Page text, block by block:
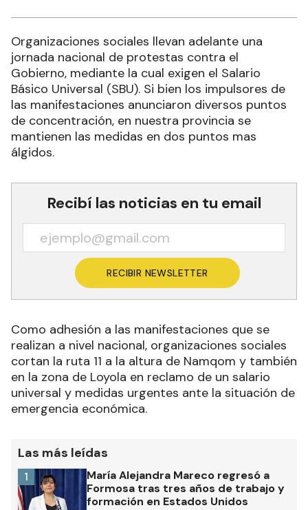
Organizaciones sociales llevan adelante una
jornada nacional de protestas contra el
Gobierno, mediante la cual exigen el Salario
Básico Universal (SBU). Si bien los impulsores de
las manifestaciones anunciaron diversos puntos
de concentración, en nuestra provincia se
mantienen las medidas en dos puntos mas
álgidos.
Recibí las noticias en tu email
RECIBIR NEWSLETTER
Como adhesión a las manifestaciones que se
realizan a nivel nacional, organizaciones sociales
cortan la ruta 11 a la altura de Namqom y también
en la zona de Loyola en reclamo de un salario
universal y medidas urgentes ante la situación de
emergencia económica.
Las más leídas
María Alejandra Mareco regresó a
Formosa tras tres años de trabajo y
formación en Estados Unidos
1